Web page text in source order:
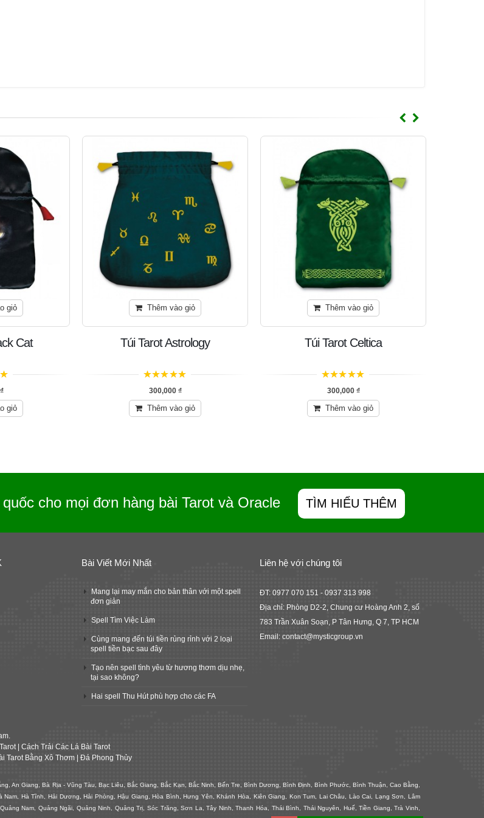
giỏ
Cat
₫
giỏ
Thêm vào giỏ
Túi Tarot Astrology
trên 5
300,000 ₫
Thêm vào giỏ
Thêm vào giỏ
Túi Tarot Celtica
trên 5
300,000 ₫
Thêm vào giỏ
cho mọi đơn hàng bài Tarot và Oracle TÌM HIỂU THÊM
Bài Viết Mới Nhất
Mang lại may mắn cho bản thân với một spell
đơn giản
Spell Tìm Việc Làm
Cùng mang đến túi tiền rủng rỉnh với 2 loại
spell tiền bạc sau đây
Tạo nên spell tình yêu từ hương thơm dịu nhẹ,
tại sao không?
Hai spell Thu Hút phù hợp cho các FA
Liên hệ với chúng tôi
ĐT: 0977 070 151 - 0937 313 998
Địa chỉ: Phòng D2-2, Chung cư Hoàng Anh 2, số
783 Trần Xuân Soạn, P Tân Hưng, Q 7, TP HCM
Email: contact@mysticgroup.vn
Cách Trải Các Lá Bài Tarot
Tarot Bằng Xô Thơm
Đá Phong Thủy
An Giang, Bà Rịa - Vũng Tàu, Bạc Liêu, Bắc Giang, Bắc Kạn, Bắc Ninh, Bến Tre, Bình Dương, Bình Định, Bình Phước, Bình Thuận, Cao Bằng,
Hà Tĩnh, Hải Dương, Hải Phòng, Hậu Giang, Hòa Bình, Hưng Yên, Khánh Hòa, Kiên Giang, Kon Tum, Lai Châu, Lào Cai, Lạng Sơn, Lâm
Nam, Quảng Ngãi, Quảng Ninh, Quảng Trị, Sóc Trăng, Sơn La, Tây Ninh, Thanh Hóa, Thái Bình, Thái Nguyên, Huế, Tiền Giang, Trà Vinh,